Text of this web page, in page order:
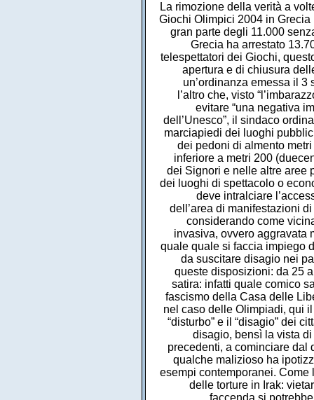
La rimozione della verità a
Giochi Olimpici 2004 in
gran parte degli 11.000
Grecia ha arrestato
telespettatori dei Giochi,
apertura e di chiusura
un’ordinanza emessa il
l’altro che, visto
evitare “una negativa
dell’Unesco”, il sindaco
marciapiedi dei luoghi
dei pedoni di almento
inferiore a metri 200
dei Signori e nelle altre aree
dei luoghi di spettacolo o
deve intralciare
dell’area di manifestazioni
considerando come
invasiva, ovvero aggravata
quale quale si faccia impiego
da suscitare disagio nei
queste disposizioni: da 25
satira: infatti quale comico
fascismo della Casa delle
nel caso delle Olimpiadi, qui il
“disturbo” e il “disagio” dei
disagio, bensì la vista
precedenti, a cominciare dal
qualche malizioso ha
esempi contemporanei.
delle torture in Irak:
faccenda si